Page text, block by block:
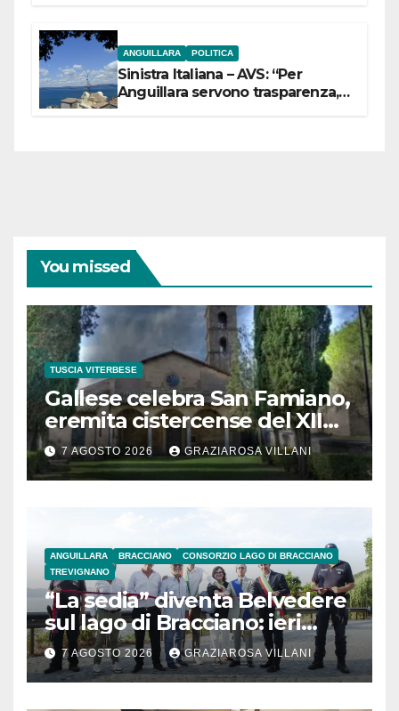
ANGUILLARA POLITICA
Sinistra Italiana – AVS: “Per
Anguillara servono trasparenza,
You missed
TUSCIA VITERBESE
Gallese celebra San Famiano,
eremita cistercense del XII
secolo
7 AGOSTO 2026 GRAZIAROSA VILLANI
ANGUILLARA BRACCIANO
CONSORZIO LAGO DI BRACCIANO
TREVIGNANO
“La sedia” diventa Belvedere
sul lago di Bracciano: ieri
l’inaugurazione
7 AGOSTO 2026 GRAZIAROSA VILLANI